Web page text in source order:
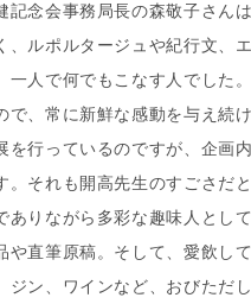
記念会事務局長の森敬子さん
、ルポルタージュや紀行文、
一人で何でもこなす人でした
で、常に新鮮な感動を与え続
を行っているのですが、企画
。それも開高先生のすごさだ
りながら多彩な趣味人とし
や直筆原稿。そして、愛飲し
ジン、ワインなど、おびただ